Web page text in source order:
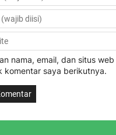
nama, email, dan situs
komentar saya berikutnya.